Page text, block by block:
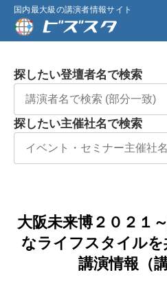
国内最大級の講演者情報サイト
探したい登壇者名で検索
探したい主催社名で検索
大阪未来博２０２１
なライフスタイル
講演情報（